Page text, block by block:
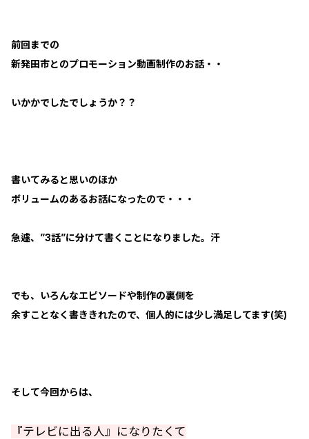
前回までの
新発田市とのプロモーション動画制作のお話・・
いかかでしたでしょうか？？
書いてみると思いのほか
ボリュームのあるお話になったので・・・
急遽、”3話”に分けて書くことになりました。汗
でも、いろんなエピソードや制作の裏側を
余すことなく書ききれたので、個人的には少し満足してます(笑)
そして今回からは、
『テレビに出る人』になりたくて